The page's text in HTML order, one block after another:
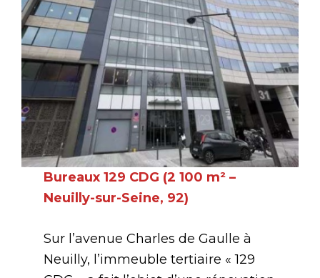
Bureaux 129 CDG (2 100 m² –
Neuilly-sur-Seine, 92)
Sur l’avenue Charles de Gaulle à
Neuilly, l’immeuble tertiaire « 129